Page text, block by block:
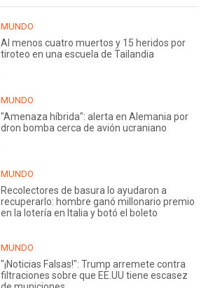
MUNDO
Al menos cuatro muertos y 15 heridos por
tiroteo en una escuela de Tailandia
MUNDO
"Amenaza híbrida": alerta en Alemania por
dron bomba cerca de avión ucraniano
MUNDO
Recolectores de basura lo ayudaron a
recuperarlo: hombre ganó millonario premio
en la lotería en Italia y botó el boleto
MUNDO
"¡Noticias Falsas!": Trump arremete contra
filtraciones sobre que EE.UU tiene escasez